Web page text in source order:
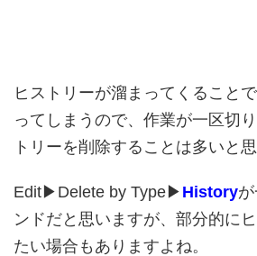
ヒストリーが溜まってくること
ってしまうので、作業が一区切
トリーを削除することは多いと思
Edit▶︎Delete by Type▶︎ History
ンドだと思いますが、部分的に
たい場合もありますよね。